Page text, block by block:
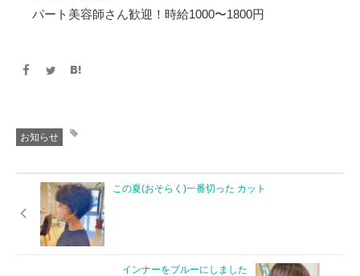
パート美容師さん歓迎！時給1000〜1800円
お知らせ
この夏(おそらく)一番切った カット
インナーをブルーにしました